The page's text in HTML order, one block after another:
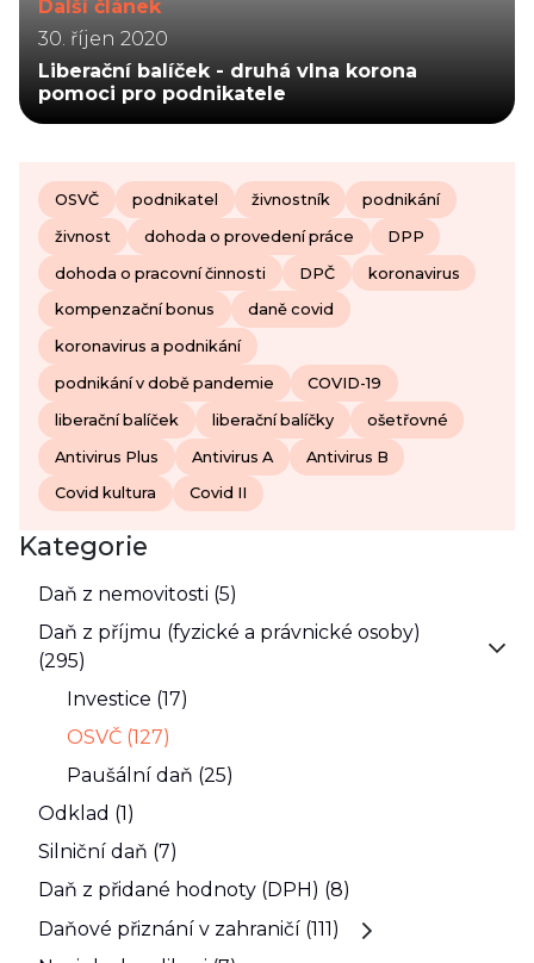
Další článek
30. říjen 2020
Liberační balíček - druhá vlna korona
pomoci pro podnikatele
OSVČ podnikatel živnostník podnikání
živnost dohoda o provedení práce DPP
dohoda o pracovní činnosti DPČ koronavirus
kompenzační bonus daně covid
koronavirus a podnikání
podnikání v době pandemie COVID-19
liberační balíček liberační balíčky ošetřovné
Antivirus Plus Antivirus A Antivirus B
Covid kultura Covid II
Kategorie
Daň z nemovitosti (5)
Daň z příjmu (fyzické a právnické osoby)
(295)
Investice (17)
OSVČ (127)
Paušální daň (25)
Odklad (1)
Silniční daň (7)
Daň z přidané hodnoty (DPH) (8)
Daňové přiznání v zahraničí (111)